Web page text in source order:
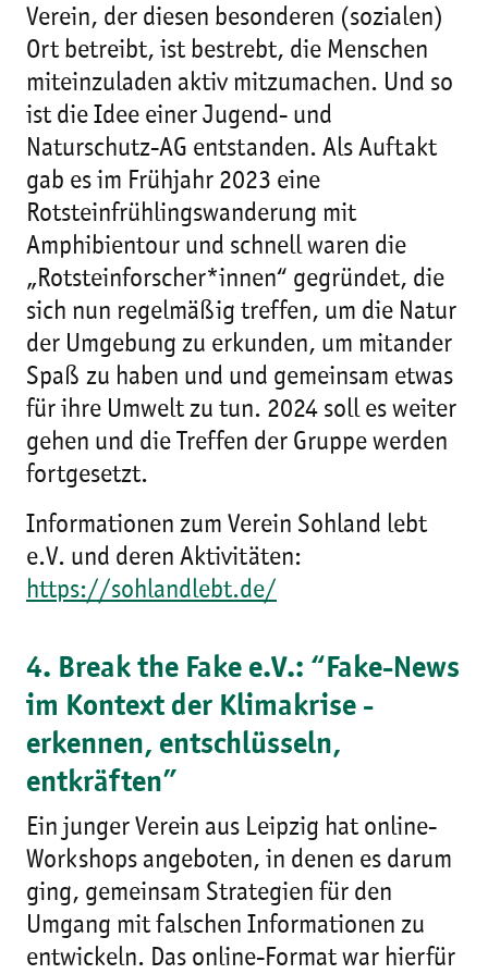
Verein, der diesen besonderen (sozialen)
Ort betreibt, ist bestrebt, die Menschen
miteinzuladen aktiv mitzumachen. Und so
ist die Idee einer Jugend- und
Naturschutz-AG entstanden. Als Auftakt
gab es im Frühjahr 2023 eine
Rotsteinfrühlingswanderung mit
Amphibientour und schnell waren die
„Rotsteinforscher*innen“ gegründet, die
sich nun regelmäßig treffen, um die Natur
der Umgebung zu erkunden, um mitander
Spaß zu haben und und gemeinsam etwas
für ihre Umwelt zu tun. 2024 soll es weiter
gehen und die Treffen der Gruppe werden
fortgesetzt.
Informationen zum Verein Sohland lebt
e.V. und deren Aktivitäten:
https://sohlandlebt.de/
4. Break the Fake e.V.: “Fake-News
im Kontext der Klimakrise -
erkennen, entschlüsseln,
entkräften”
Ein junger Verein aus Leipzig hat online-
Workshops angeboten, in denen es darum
ging, gemeinsam Strategien für den
Umgang mit falschen Informationen zu
entwickeln. Das online-Format war hierfür